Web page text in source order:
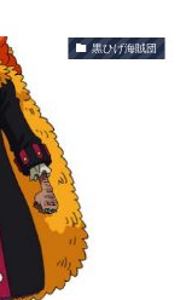
黒ひげ海賊団